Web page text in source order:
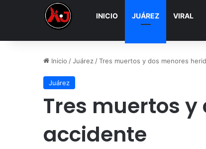
INICIO JUÁREZ VIRAL
Inicio /Juárez /Tres muertos y dos menores
Juárez
Tres muertos
accidente